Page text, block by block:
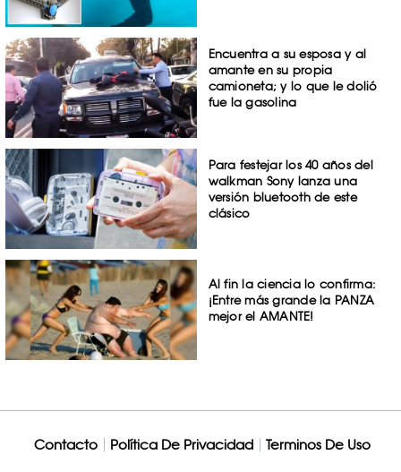
Encuentra a su esposa y al
amante en su propia
camioneta; y lo que le dolió
fue la gasolina
Para festejar los 40 años del
walkman Sony lanza una
versión bluetooth de este
clásico
Al fin la ciencia lo confirma:
¡Entre más grande la PANZA
mejor el AMANTE!
Contacto Política De Privacidad Terminos De Uso